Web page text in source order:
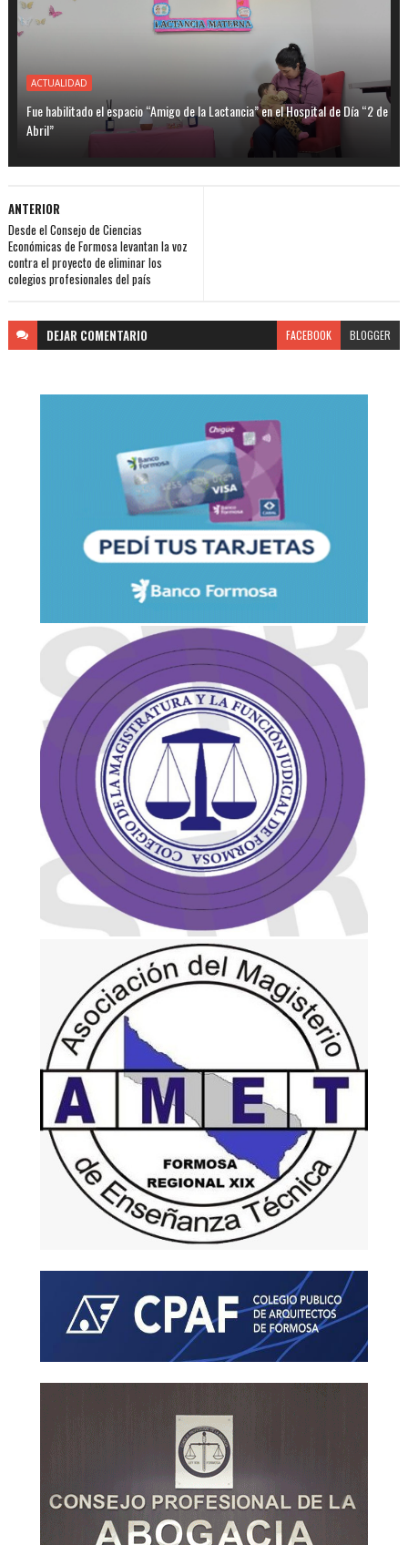
ACTUALIDAD
Fue habilitado el espacio “Amigo de la Lactancia” en el Hospital de Día “2 de
Abril”
ANTERIOR
Desde el Consejo de Ciencias
Económicas de Formosa levantan la voz
contra el proyecto de eliminar los
colegios profesionales del país
DEJAR COMENTARIO FACEBOOK BLOGGER